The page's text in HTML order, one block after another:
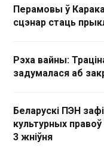
Перамовы ў
сцэнар стаць
Рэха вайны:
задумалася аб
Беларускі ПЭН
культурных правоў
3 жніўня